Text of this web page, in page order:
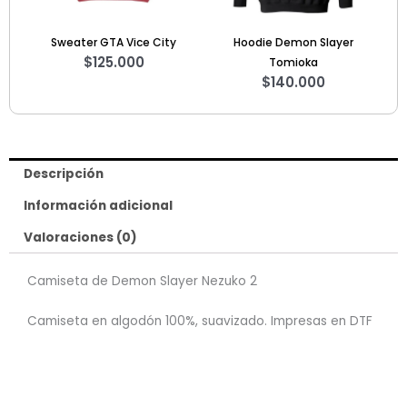
Sweater GTA Vice City
125.000
Hoodie Demon Slayer
Tomioka
140.000
Descripción
Información adicional
Valoraciones (0)
Camiseta de Demon Slayer Nezuko 2
Camiseta en algodón 100%, suavizado. Impresas en DTF